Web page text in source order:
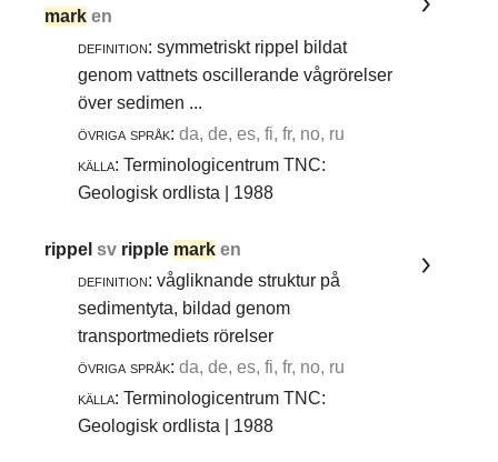
mark en
definition: symmetriskt rippel bildat
genom vattnets oscillerande vågrörelser
över sedimen ...
övriga språk: da, de, es, fi, fr, no, ru
källa: Terminologicentrum TNC:
Geologisk ordlista | 1988
rippelsv ripple mark en
definition: vågliknande struktur på
sedimentyta, bildad genom
transportmediets rörelser
övriga språk: da, de, es, fi, fr, no, ru
källa: Terminologicentrum TNC:
Geologisk ordlista | 1988